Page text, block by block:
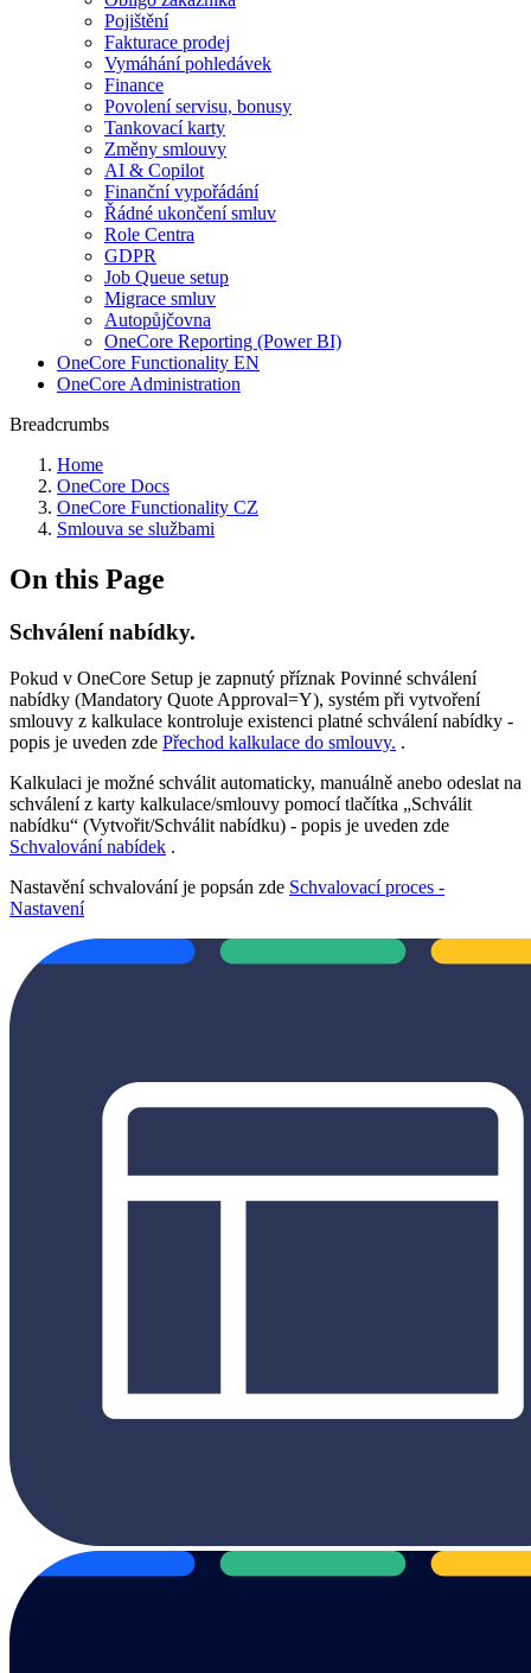
Pojištění
Fakturace prodej
Vymáhání pohledávek
Finance
Povolení servisu, bonusy
Tankovací karty
Změny smlouvy
AI & Copilot
Finanční vypořádání
Řádné ukončení smluv
Role Centra
GDPR
Job Queue setup
Migrace smluv
Autopůjčovna
OneCore Reporting (Power BI)
OneCore Functionality EN
OneCore Administration
Breadcrumbs
Home
OneCore Docs
OneCore Functionality CZ
Smlouva se službami
On this Page
Schválení nabídky.
Pokud v OneCore Setup je zapnutý příznak Povinné schválení
nabídky (Mandatory Quote Approval=Y), systém při vytvoření
smlouvy z kalkulace kontroluje existenci platné schválení nabídky -
popis je uveden zde Přechod kalkulace do smlouvy. .
Kalkulaci je možné schválit automaticky, manuálně anebo odeslat na
schválení z karty kalkulace/smlouvy pomocí tlačítka „Schválit
nabídku“ (Vytvořit/Schválit nabídku) - popis je uveden zde
Schvalování nabídek .
Nastavění schvalování je popsán zde Schvalovací proces -
Nastavení